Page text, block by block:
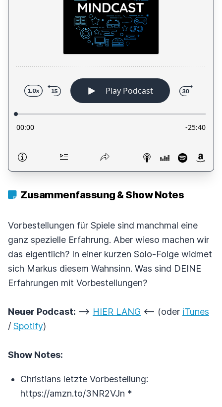
Zusammenfassung & Show Notes
Vorbestellungen für Spiele sind manchmal eine
ganz spezielle Erfahrung. Aber wieso machen wir
das eigentlich? In einer kurzen Solo-Folge widmet
sich Markus diesem Wahnsinn. Was sind DEINE
Erfahrungen mit Vorbestellungen?
Neuer Podcast: --> HIER LANG <-- (oder iTunes
/ Spotify)
Show Notes:
Christians letzte Vorbestellung:
https://amzn.to/3NR2VJn *